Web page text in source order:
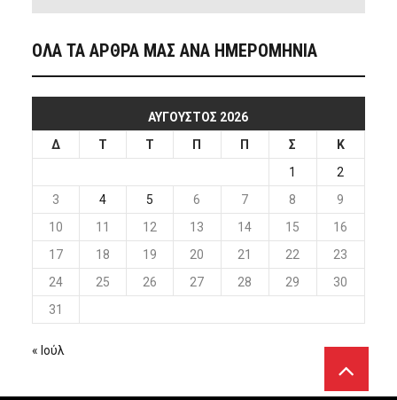
ΟΛΑ ΤΑ ΑΡΘΡΑ ΜΑΣ ΑΝΑ ΗΜΕΡΟΜΗΝΙΑ
ΑΎΓΟΥΣΤΟΣ 2026
Δ
Τ Τ Π Π Σ
Κ
1
2
3
4 5 6 7 8
9
10
11 12 13 14 15
16
17
18 19 20 21 22
23
24
25 26 27 28 29
30
31
« Ιούλ